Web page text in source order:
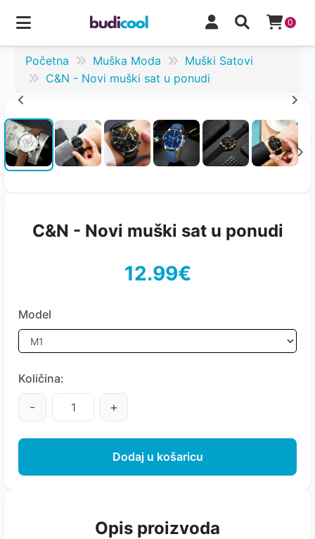
0
Početna Muška Moda
Muški Satovi
C&N - Novi muški sat u ponudi
C&N - Novi muški sat u ponudi
12.99€
Model
Količina:
- +
Dodaj u košaricu
Opis proizvoda